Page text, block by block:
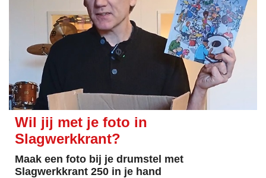
Wil jij met je foto in
Slagwerkkrant?
Maak een foto bij je drumstel met
Slagwerkkrant 250 in je hand